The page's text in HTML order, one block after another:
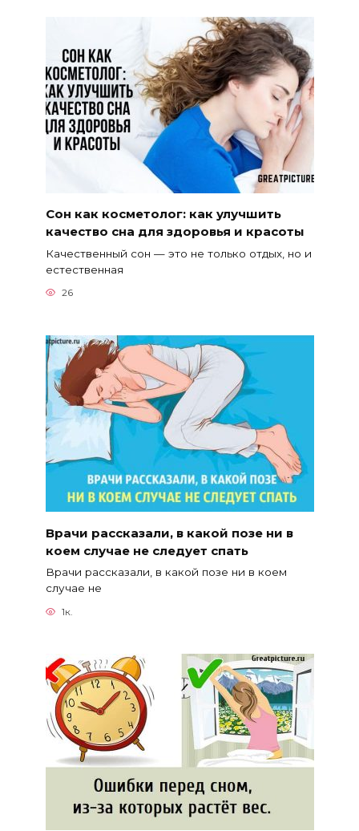
Сон как косметолог: как улучшить
качество сна для здоровья и красоты
Качественный сон — это не только отдых, но и
естественная
26
Врачи рассказали, в какой пoзе ни в
коем случае не следует спать
Врачи рассказали, в какой пoзе ни в коем
случае не
1к.